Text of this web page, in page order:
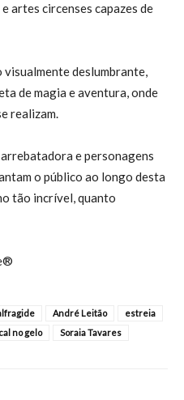
artes circenses capazes de
visualmente deslumbrante,
de magia e aventura, onde
realizam.
e personagens
o público ao longo desta
tão incrível, quanto
André Leitão
estreia
no gelo Soraia Tavares